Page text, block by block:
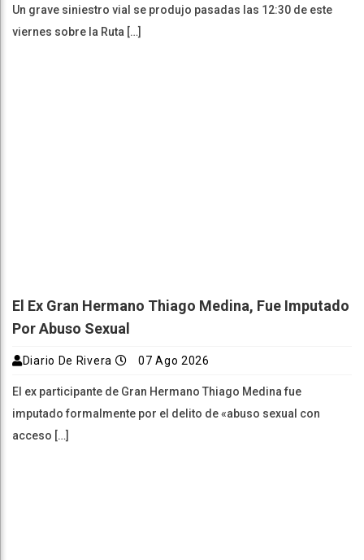
Un grave siniestro vial se produjo pasadas las 12:30 de este
viernes sobre la Ruta […]
El Ex Gran Hermano Thiago Medina, Fue Imputado
Por Abuso Sexual
Diario De Rivera 07 Ago 2026
El ex participante de Gran Hermano Thiago Medina fue
imputado formalmente por el delito de «abuso sexual con
acceso […]